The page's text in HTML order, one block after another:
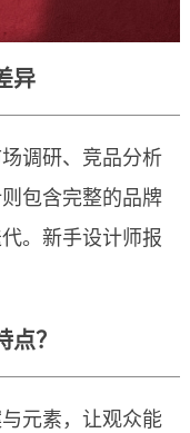
异
调研、竞品分析
包含完整的品牌
。新手设计师报
调研、竞品分析
包含完整的品牌
。新手设计师报
？
元素，让观众能